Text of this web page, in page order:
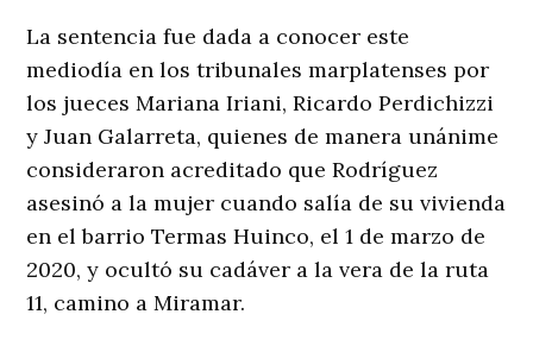
La sentencia fue dada a conocer este
mediodía en los tribunales marplatenses por
los jueces Mariana Iriani, Ricardo Perdichizzi
y Juan Galarreta, quienes de manera unánime
consideraron acreditado que Rodríguez
asesinó a la mujer cuando salía de su vivienda
en el barrio Termas Huinco, el 1 de marzo de
2020, y ocultó su cadáver a la vera de la ruta
11, camino a Miramar.